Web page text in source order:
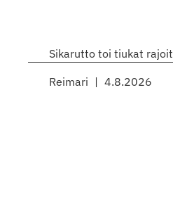
Sikarutto toi tiukat
Reimari
4.8.2026